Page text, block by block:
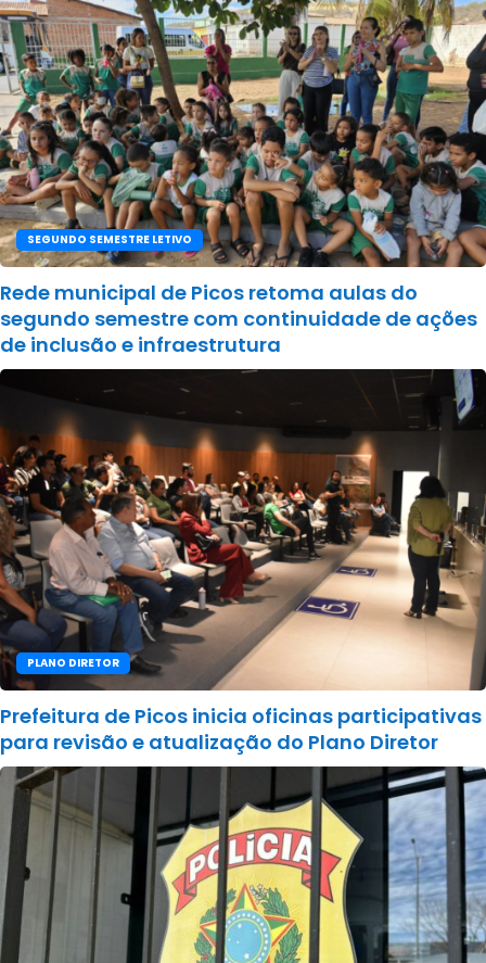
SEGUNDO SEMESTRE LETIVO
Rede municipal de Picos retoma aulas do
segundo semestre com continuidade de ações
de inclusão e infraestrutura
PLANO DIRETOR
Prefeitura de Picos inicia oficinas participativas
para revisão e atualização do Plano Diretor